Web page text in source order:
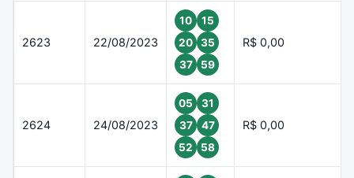
2623 22/08/2023
10
15
20
35
37
59
R$ 0,00
2624 24/08/2023
05
31
37
47
52
58
R$ 0,00